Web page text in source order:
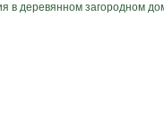
в деревянном загородном